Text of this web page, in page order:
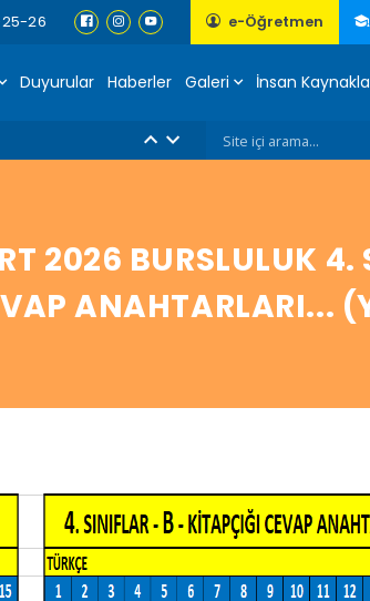
26 e-Öğretmen
Duyurular Haberler Galeri İnsan
2026 BURSLULUK 4.
ANAHTARLARI...